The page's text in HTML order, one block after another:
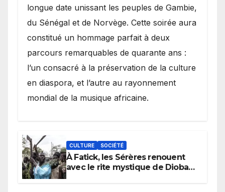
longue date unissant les peuples de Gambie,
du Sénégal et de Norvège. Cette soirée aura
constitué un hommage parfait à deux
parcours remarquables de quarante ans :
l’un consacré à la préservation de la culture
en diaspora, et l’autre au rayonnement
mondial de la musique africaine.
CULTURE SOCIÉTÉ
À Fatick, les Sérères renouent
avec le rite mystique de Diobaye